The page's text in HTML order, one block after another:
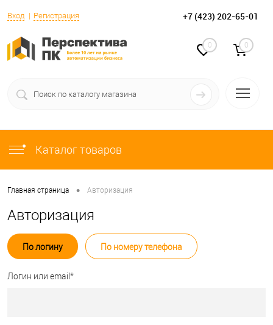
Вход Регистрация +7 (423) 202-65-01
0 0
Каталог товаров
Главная страница • Авторизация
Авторизация
По логину По номеру телефона
Логин или email*